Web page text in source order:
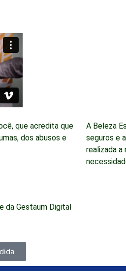
que acredita que
dos abusos e
da Gestaum Digital
A Beleza
seguros e
realizada a